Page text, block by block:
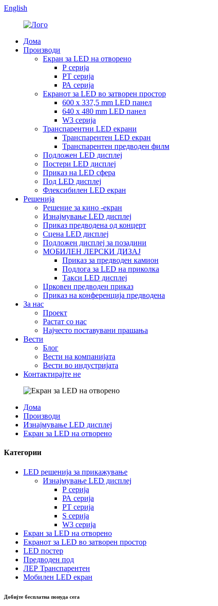
English
Дома
Производи
Екран за LED на отворено
Р серија
РТ серија
РА серија
Екранот за LED во затворен простор
600 x 337,5 mm LED панел
640 x 480 mm LED панел
W3 серија
Транспарентни LED екрани
Транспарентен LED екран
Транспарентен предводен филм
Подложен LED дисплеј
Постери LED дисплеј
Приказ на LED сфера
Под LED дисплеј
Флексибилен LED екран
Решенија
Решение за кино -екран
Изнајмување LED дисплеј
Приказ предводена од концерт
Сцена LED дисплеј
Подложен дисплеј за позадини
МОБИЛЕН ЛЕРСКИ ДИЗАЈ
Приказ за предводен камион
Подлога за LED на приколка
Такси LED дисплеј
Црковен предводен приказ
Приказ на конференција предводена
За нас
Проект
Растат со нас
Најчесто поставувани прашања
Вести
Блог
Вести на компанијата
Вести во индустријата
Контактирајте не
Дома
Производи
Изнајмување LED дисплеј
Екран за LED на отворено
Категории
LED решенија за прикажување
Изнајмување LED дисплеј
Р серија
РА серија
РТ серија
S серија
W3 серија
Екран за LED на отворено
Екранот за LED во затворен простор
LED постер
Предводен под
ЛЕР Транспарентен
Мобилен LED екран
Добијте бесплатна понуда сега